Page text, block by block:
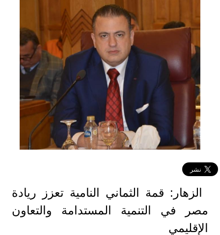
الزهار: قمة الثماني النامية تعزز ريادة
مصر في التنمية المستدامة والتعاون
الإقليمي